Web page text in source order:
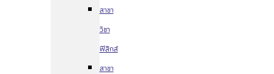
สาขา
วิชา
ฟิสิกส์
สาขา